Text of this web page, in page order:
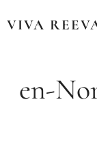
VIVA
en-